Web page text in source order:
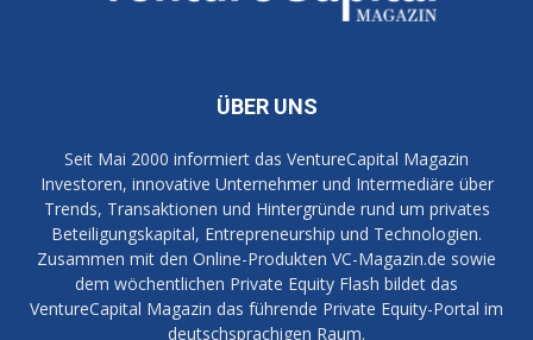
ÜBER UNS
Seit Mai 2000 informiert das VentureCapital Magazin
Investoren, innovative Unternehmer und Intermediäre über
Trends, Transaktionen und Hintergründe rund um privates
Beteiligungskapital, Entrepreneurship und Technologien.
Zusammen mit den Online-Produkten VC-Magazin.de sowie
dem wöchentlichen Private Equity Flash bildet das
VentureCapital Magazin das führende Private Equity-Portal im
deutschsprachigen Raum.